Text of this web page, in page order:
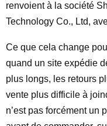
renvoient à la société
Technology Co., Ltd,
Ce que cela change
quand un site expédie
plus longs, les retours
vente plus difficile à
n’est pas forcément un